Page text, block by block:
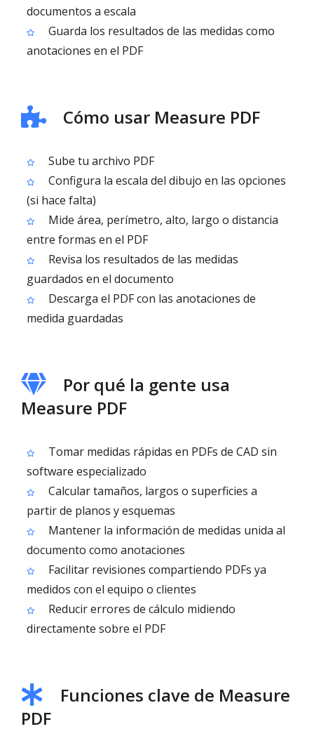
documentos a escala
Guarda los resultados de las medidas como
anotaciones en el PDF
Cómo usar Measure PDF
Sube tu archivo PDF
Configura la escala del dibujo en las opciones
(si hace falta)
Mide área, perímetro, alto, largo o distancia
entre formas en el PDF
Revisa los resultados de las medidas
guardados en el documento
Descarga el PDF con las anotaciones de
medida guardadas
Por qué la gente usa
Measure PDF
Tomar medidas rápidas en PDFs de CAD sin
software especializado
Calcular tamaños, largos o superficies a
partir de planos y esquemas
Mantener la información de medidas unida al
documento como anotaciones
Facilitar revisiones compartiendo PDFs ya
medidos con el equipo o clientes
Reducir errores de cálculo midiendo
directamente sobre el PDF
Funciones clave de Measure
PDF